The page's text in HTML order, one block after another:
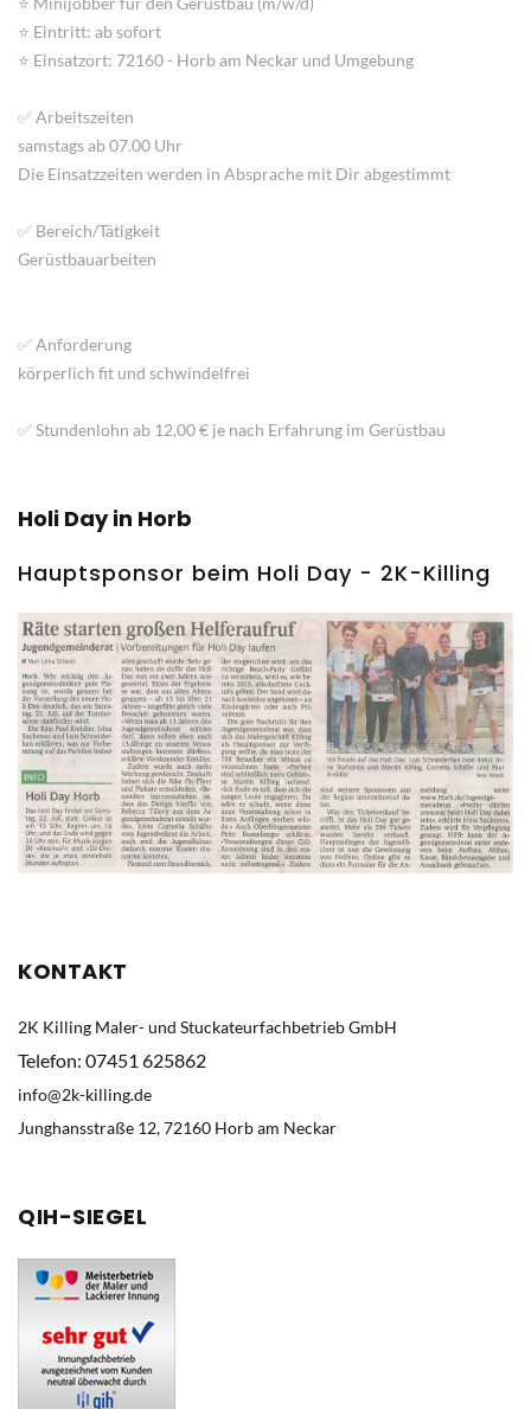
⭐ Eintritt: ab sofort
⭐ Einsatzort: 72160 - Horb am Neckar und Umgebung
✅ Arbeitszeiten
samstags ab 07.00 Uhr
Die Einsatzzeiten werden in Absprache mit Dir abgestimmt
✅ Bereich/Tätigkeit
Gerüstbauarbeiten
✅ Anforderung
körperlich fit und schwindelfrei
✅ Stundenlohn ab 12,00 € je nach Erfahrung im Gerüstbau
Holi Day in Horb
Hauptsponsor beim Holi Day - 2K-Killing
KONTAKT
2K Killing Maler- und Stuckateurfachbetrieb GmbH
Telefon: 07451 625862
info@2k-killing.de
Junghansstraße 12, 72160 Horb am Neckar
QIH-SIEGEL